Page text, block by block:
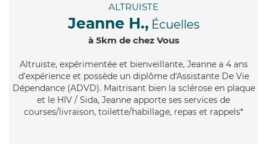
ALTRUISTE
Jeanne H., Écuelles
à 5km de chez Vous
Altruiste, expérimentée et bienveillante, Jeanne a 4 ans
d'expérience et possède un diplôme d'Assistante De Vie
Dépendance (ADVD). Maitrisant bien la sclérose en plaque
et le HIV / Sida, Jeanne apporte ses services de
courses/livraison, toilette/habillage, repas et rappels*